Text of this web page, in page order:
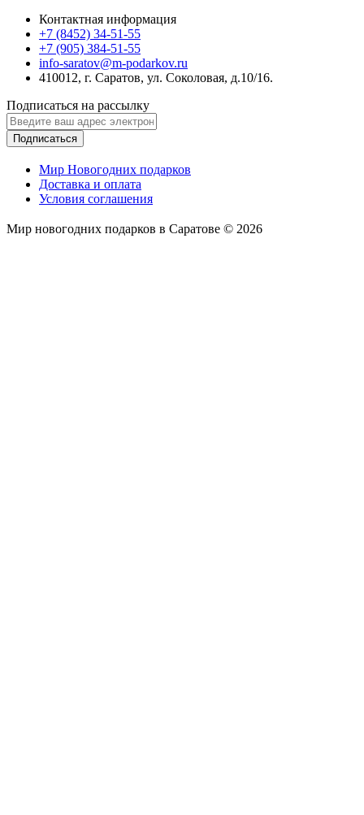
Контактная информация
+7 (8452) 34-51-55
+7 (905) 384-51-55
info-saratov@m-podarkov.ru
410012, г. Саратов, ул. Соколовая, д.10/16.
Подписаться на рассылку
Подписаться
Мир Новогодних подарков
Доставка и оплата
Условия соглашения
Мир новогодних подарков в Саратове © 2026